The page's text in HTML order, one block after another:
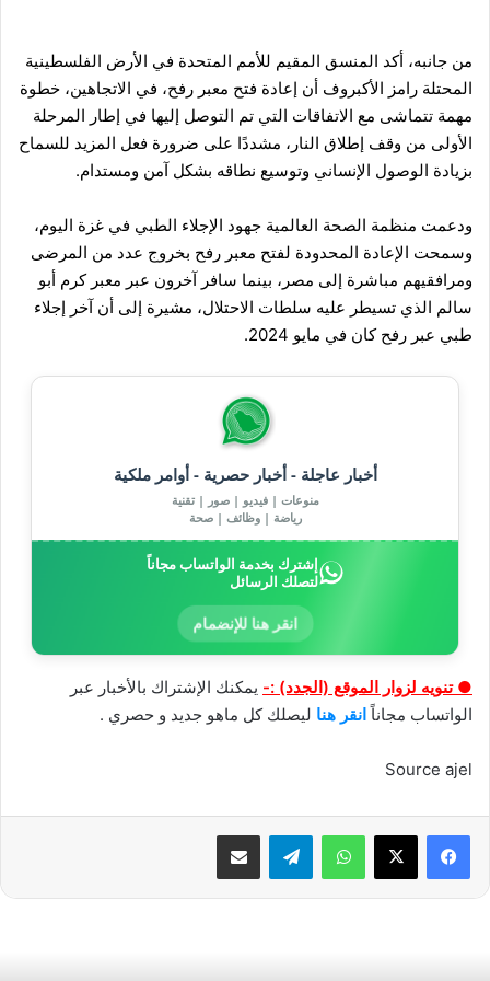
من جانبه، أكد المنسق المقيم للأمم المتحدة في الأرض الفلسطينية
المحتلة رامز الأكبروف أن إعادة فتح معبر رفح، في الاتجاهين، خطوة
مهمة تتماشى مع الاتفاقات التي تم التوصل إليها في إطار المرحلة
الأولى من وقف إطلاق النار، مشددًا على ضرورة فعل المزيد للسماح
بزيادة الوصول الإنساني وتوسيع نطاقه بشكل آمن ومستدام.
ودعمت منظمة الصحة العالمية جهود الإجلاء الطبي في غزة اليوم،
وسمحت الإعادة المحدودة لفتح معبر رفح بخروج عدد من المرضى
ومرافقيهم مباشرة إلى مصر، بينما سافر آخرون عبر معبر كرم أبو
سالم الذي تسيطر عليه سلطات الاحتلال، مشيرة إلى أن آخر إجلاء
طبي عبر رفح كان في مايو 2024.
أخبار عاجلة - أخبار حصرية - أوامر ملكية
منوعات | فيديو | صور | تقنية
رياضة | وظائف | صحة
إشترك بخدمة الواتساب مجاناً
لتصلك الرسائل
انقر هنا للإنضمام
● تنويه لزوار الموقع (الجدد) :- يمكنك الإشتراك بالأخبار عبر
الواتساب مجاناًانقر هنا ليصلك كل ماهو جديد و حصري .
Source ajel
واتساب تيلقرام مشاركة عبر البريد